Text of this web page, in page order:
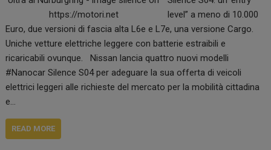
level” a meno di 10.000
Euro, due versioni di fascia alta L6e e L7e, una versione Cargo.
Uniche vetture elettriche leggere con batterie estraibili e
ricaricabili ovunque. Nissan lancia quattro nuovi modelli
#Nanocar Silence S04 per adeguare la sua offerta di veicoli
elettrici leggeri alle richieste del mercato per la mobilità cittadina
e…
READ MORE